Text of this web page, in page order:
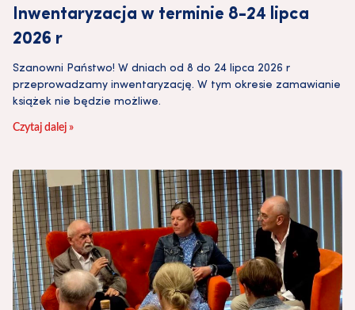
Inwentaryzacja w terminie 8-24 lipca
2026 r
Szanowni Państwo! W dniach od 8 do 24 lipca 2026 r
przeprowadzamy inwentaryzację. W tym okresie zamawianie
książek nie będzie możliwe.
Czytaj dalej »